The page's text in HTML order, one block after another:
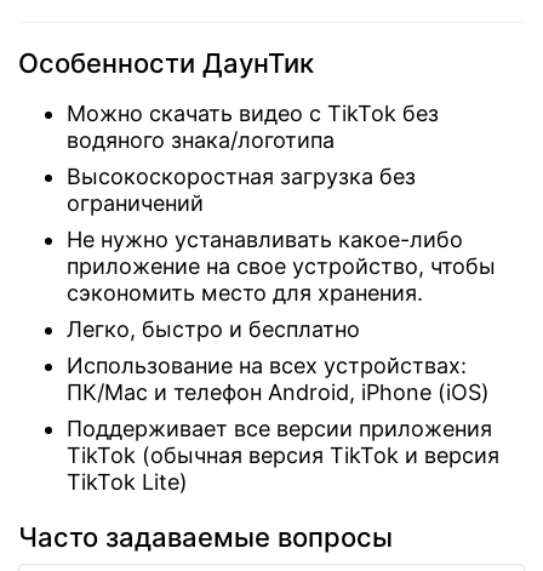
Особенности ДаунТик
Можно скачать видео с TikTok без
водяного знака/логотипа
Высокоскоростная загрузка без
ограничений
Не нужно устанавливать какое-либо
приложение на свое устройство, чтобы
сэкономить место для хранения.
Легко, быстро и бесплатно
Использование на всех устройствах:
ПК/Mac и телефон Android, iPhone (iOS)
Поддерживает все версии приложения
TikTok (обычная версия TikTok и версия
TikTok Lite)
Часто задаваемые вопросы